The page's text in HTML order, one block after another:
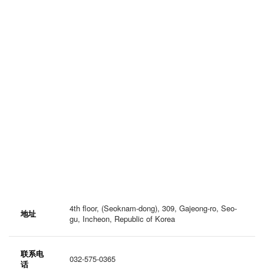
地址
4th floor, (Seoknam-dong), 309, Gajeong-ro, Seo-
gu, Incheon, Republic of Korea
联系电
话
032-575-0365